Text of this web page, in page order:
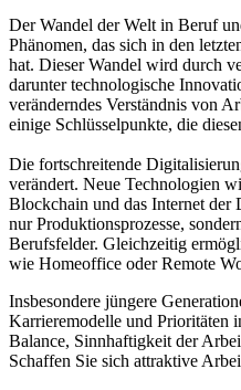
Der Wandel der Welt in Beruf
Phänomen, das sich in den
hat. Dieser Wandel wird durch
darunter technologische
veränderndes Verständnis von
einige Schlüsselpunkte, die
Die fortschreitende
verändert. Neue Technologien
Blockchain und das Internet
nur Produktionsprozesse,
Berufsfelder. Gleichzeitig
wie Homeoffice oder Remote
Insbesondere jüngere
Karrieremodelle und Prioritäten
Balance, Sinnhaftigkeit der
Schaffen Sie sich attraktive